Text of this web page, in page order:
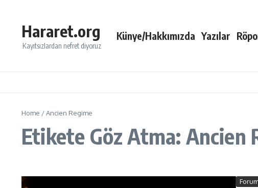
Hararet.org
Kayıtsızlardan nefret diyoruz
Künye/Hakkımızda Yazılar
Home /Ancien Regime
Etikete Göz Atma: Ancien